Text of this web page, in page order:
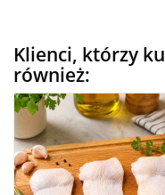
Klienci, którzy
również: